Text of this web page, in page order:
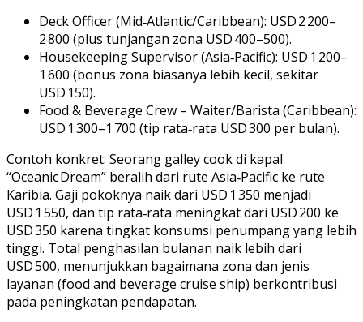
Deck Officer (Mid‑Atlantic/Caribbean): USD 2 200–
2 800 (plus tunjangan zona USD 400–500).
Housekeeping Supervisor (Asia‑Pacific): USD 1 200–
1 600 (bonus zona biasanya lebih kecil, sekitar
USD 150).
Food & Beverage Crew – Waiter/Barista (Caribbean):
USD 1 300–1 700 (tip rata‑rata USD 300 per bulan).
Contoh konkret: Seorang galley cook di kapal
“Oceanic Dream” beralih dari rute Asia‑Pacific ke rute
Karibia. Gaji pokoknya naik dari USD 1 350 menjadi
USD 1 550, dan tip rata‑rata meningkat dari USD 200 ke
USD 350 karena tingkat konsumsi penumpang yang lebih
tinggi. Total penghasilan bulanan naik lebih dari
USD 500, menunjukkan bagaimana zona dan jenis
layanan (food and beverage cruise ship) berkontribusi
pada peningkatan pendapatan.